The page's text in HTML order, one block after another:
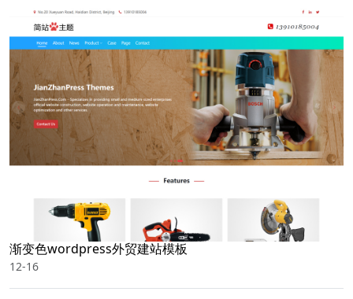
渐变色wordpress外贸建站模板
12-16